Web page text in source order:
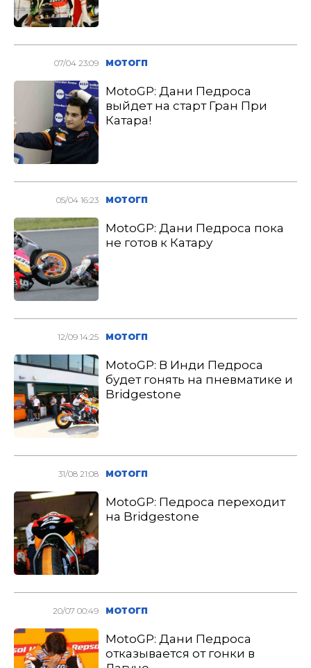
07/04 23:09 МОТОГП
MotoGP: Дани Педроса
выйдет на старт Гран При
Катара!
05/04 16:23 МОТОГП
MotoGP: Дани Педроса пока
не готов к Катару
12/09 14:25 МОТОГП
MotoGP: В Инди Педроса
будет гонять на пневматике и
Bridgestone
31/08 21:08 МОТОГП
MotoGP: Педроса переходит
на Bridgestone
20/07 00:49 МОТОГП
MotoGP: Дани Педроса
отказывается от гонки в